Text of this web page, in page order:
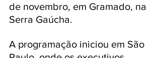
de novembro, em Gramado, na
Serra Gaúcha.
A programação iniciou em São